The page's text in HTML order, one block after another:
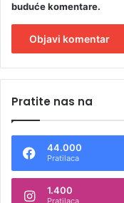
buduće komentare.
t
n
Pratite nas na
44.000
Pratilaca
1.400